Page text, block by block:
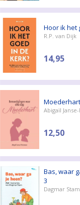
Hoor ik het
R.P. van Dijk
14,95
Moederhart
Abigaïl
12,50
Bas, waar
3
Dagmar Stam